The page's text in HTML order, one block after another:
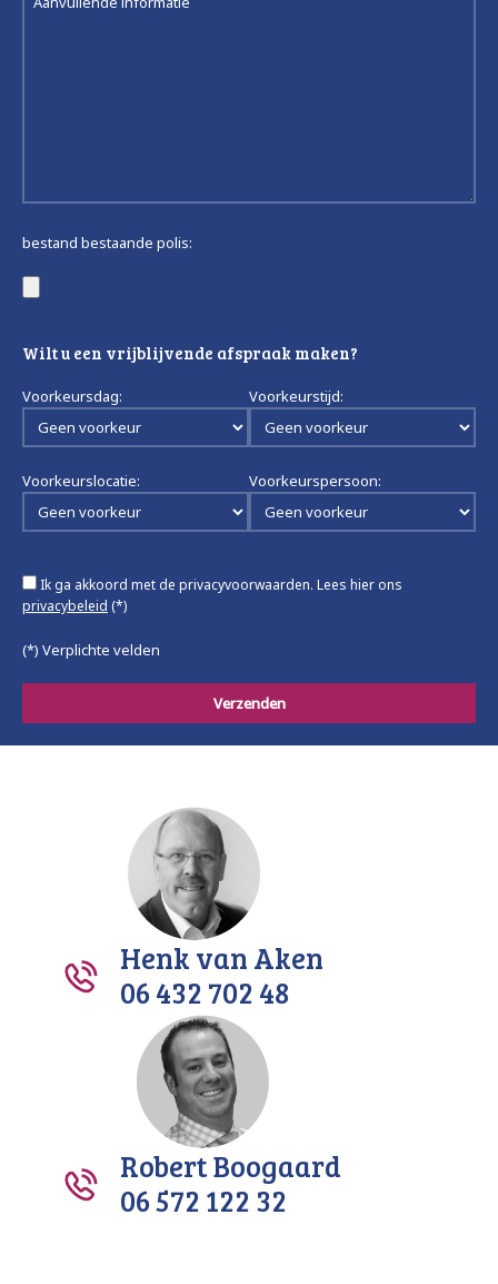
bestand bestaande polis:
Wilt u een vrijblijvende afspraak maken?
Voorkeursdag: Voorkeurstijd:
Voorkeurslocatie: Voorkeurspersoon:
Ik ga akkoord met de privacyvoorwaarden. Lees hier ons
privacybeleid (*)
(*) Verplichte velden
Henk van Aken
06 432 702 48
Robert Boogaard
06 572 122 32